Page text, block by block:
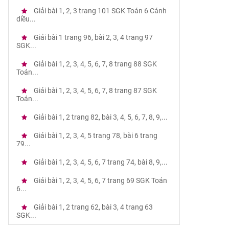
Giải bài 1, 2, 3 trang 101 SGK Toán 6 Cánh
diều...
Giải bài 1 trang 96, bài 2, 3, 4 trang 97
SGK...
Giải bài 1, 2, 3, 4, 5, 6, 7, 8 trang 88 SGK
Toán...
Giải bài 1, 2, 3, 4, 5, 6, 7, 8 trang 87 SGK
Toán...
Giải bài 1, 2 trang 82, bài 3, 4, 5, 6, 7, 8, 9,...
Giải bài 1, 2, 3, 4, 5 trang 78, bài 6 trang
79...
Giải bài 1, 2, 3, 4, 5, 6, 7 trang 74, bài 8, 9,...
Giải bài 1, 2, 3, 4, 5, 6, 7 trang 69 SGK Toán
6...
Giải bài 1, 2 trang 62, bài 3, 4 trang 63
SGK...